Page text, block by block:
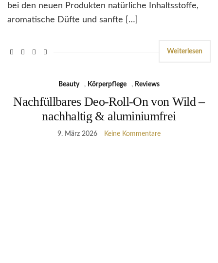
bei den neuen Produkten natürliche Inhaltsstoffe,
aromatische Düfte und sanfte […]
Weiterlesen
Beauty , Körperpflege , Reviews
Nachfüllbares Deo-Roll-On von Wild –
nachhaltig & aluminiumfrei
9. März 2026 Keine Kommentare